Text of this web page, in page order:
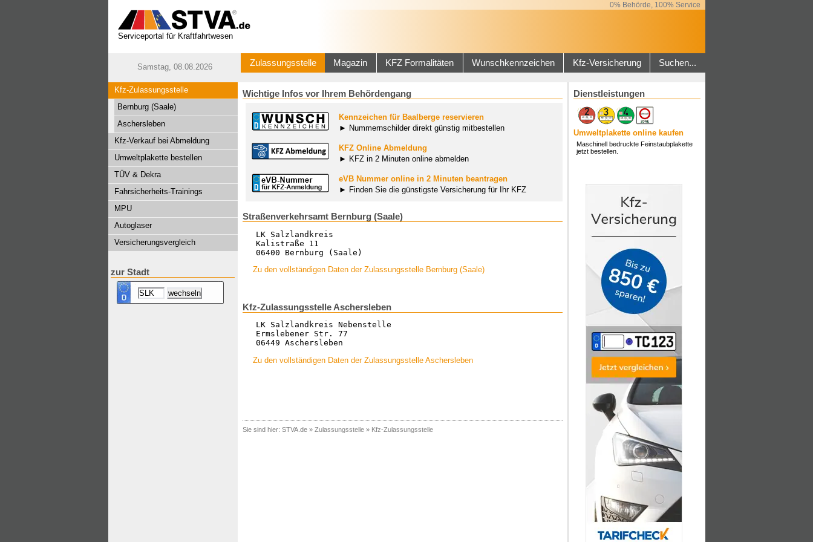
0% Behörde, 100% Service
Serviceportal für Kraftfahrtwesen
Samstag, 08.08.2026 Zulassungsstelle Magazin KFZ Formalitäten Wunschkennzeichen Kfz-Versicherung Suchen...
Kfz-Zulassungsstelle
Bernburg (Saale)
Aschersleben
Kfz-Verkauf bei Abmeldung
Umweltplakette bestellen
TÜV & Dekra
Fahrsicherheits-Trainings
MPU
Autoglaser
Versicherungsvergleich
zur Stadt
Wichtige Infos vor Ihrem Behördengang
Kennzeichen für Baalberge reservieren
► Nummernschilder direkt günstig mitbestellen
KFZ Online Abmeldung
► KFZ in 2 Minuten online abmelden
eVB Nummer online in 2 Minuten beantragen
► Finden Sie die günstigste Versicherung für Ihr KFZ
Straßenverkehrsamt Bernburg (Saale)
LK Salzlandkreis
Kalistraße 11
06400 Bernburg (Saale)
Zu den vollständigen Daten der Zulassungsstelle Bernburg (Saale)
Kfz-Zulassungsstelle Aschersleben
LK Salzlandkreis Nebenstelle
Ermslebener Str. 77
06449 Aschersleben
Zu den vollständigen Daten der Zulassungsstelle Aschersleben
Sie sind hier: STVA.de» Zulassungsstelle» Kfz-Zulassungsstelle
Dienstleistungen
Umweltplakette online kaufen
Maschinell bedruckte Feinstaubplakette
jetzt bestellen.